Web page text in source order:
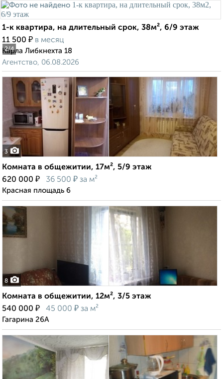
2/4
1-к квартира, на длительный срок, 38м², 6/9 этаж
11 500 ₽ в месяц
Карла Либкнехта 18
Агентство, 06.08.2026
3
Комната в общежитии, 17м², 5/9 этаж
620 000 ₽ 36 500 ₽ за м²
Красная площадь 6
8
Комната в общежитии, 12м², 3/5 этаж
540 000 ₽ 45 000 ₽ за м²
Гагарина 26А